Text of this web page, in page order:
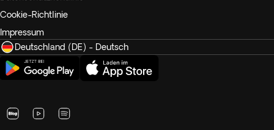
Cookie-Richtlinie
Impressum
Deutschland (DE) - Deutsch